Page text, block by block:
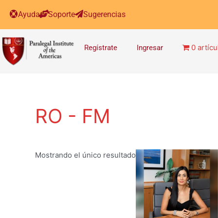
Ayuda Soporte Sugerencias
Regístrate Ingresar 0
RO - FM
Mostrando el único resultado